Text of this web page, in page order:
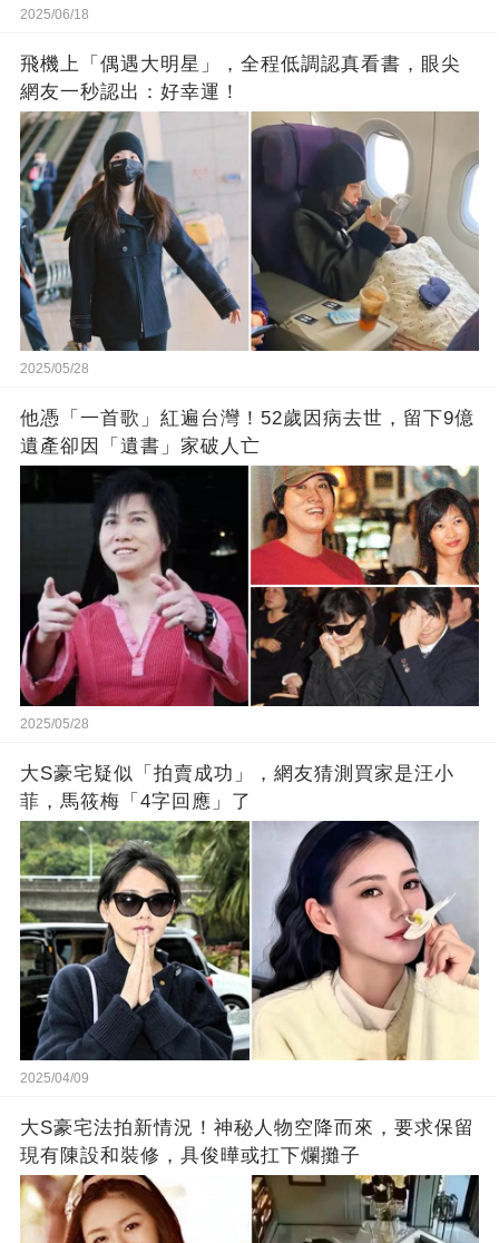
2025/06/18
飛機上「偶遇大明星」，全程低調認真看書，眼尖
網友一秒認出：好幸運！
2025/05/28
他憑「一首歌」紅遍台灣！52歲因病去世，留下9億
遺產卻因「遺書」家破人亡
2025/05/28
大S豪宅疑似「拍賣成功」，網友猜測買家是汪小
菲，馬筱梅「4字回應」了
2025/04/09
大S豪宅法拍新情況！神秘人物空降而來，要求保留
現有陳設和裝修，具俊曄或扛下爛攤子